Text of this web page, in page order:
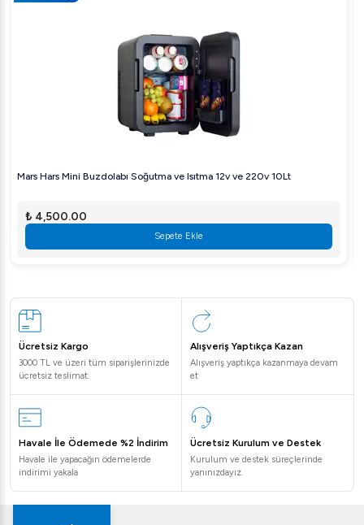
Mars Hars Mini Buzdolabı Soğutma ve Isıtma 12v ve 220v 10Lt
₺ 4,500.00
Sepete Ekle
Ücretsiz Kargo
3000 TL ve üzeri tüm siparişlerinizde
ücretsiz teslimat.
Alışveriş Yaptıkça Kazan
Alışveriş yaptıkça kazanmaya devam
et
Havale İle Ödemede %2 İndirim
Havale ile yapacağın ödemelerde
indirimi yakala
Ücretsiz Kurulum ve Destek
Kurulum ve destek süreçlerinde
yanınızdayız.